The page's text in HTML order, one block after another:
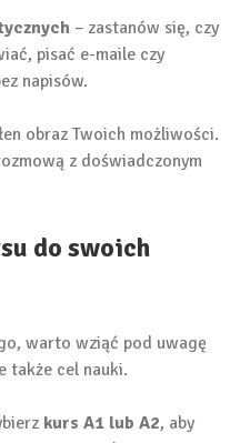
– zastanów się, czy
pisać e-maile czy
napisów.
obraz Twoich możliwości.
z doświadczonym
do swoich
warto wziąć pod uwagę
także cel nauki.
kurs A1 lub A2, aby